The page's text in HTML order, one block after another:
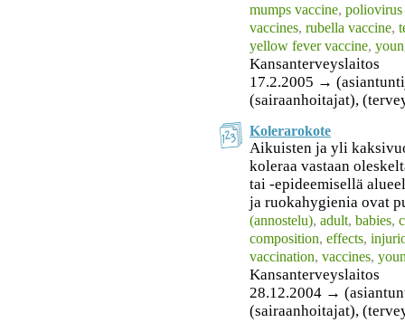
mumps vaccine, poliovirus
vaccines, rubella vaccine,
yellow fever vaccine,
Kansanterveyslaitos
17.2.2005 →
(sairaanhoitajat),
Kolerarokote
Aikuisten ja yli
koleraa vastaan
tai -epideemisellä
ja ruokahygienia ovat
(annostelu), adult, babies,
composition, effects,
vaccination, vaccines,
Kansanterveyslaitos
28.12.2004 →
(sairaanhoitajat),